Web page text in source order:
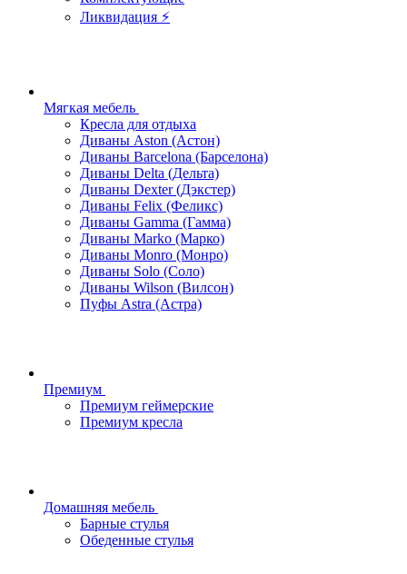
Ликвидация ⚡
Мягкая мебель
Кресла для отдыха
Диваны Aston (Астон)
Диваны Barcelona (Барселона)
Диваны Delta (Дельта)
Диваны Dexter (Дэкстер)
Диваны Felix (Феликс)
Диваны Gamma (Гамма)
Диваны Marko (Марко)
Диваны Monro (Монро)
Диваны Solo (Соло)
Диваны Wilson (Вилсон)
Пуфы Astra (Астра)
Премиум
Премиум геймерские
Премиум кресла
Домашняя мебель
Барные стулья
Обеденные стулья